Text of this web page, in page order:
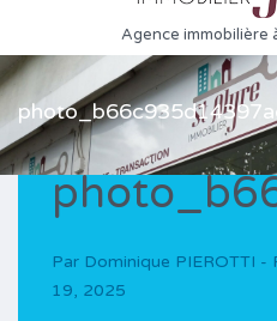
Agence immobilière
Par Dominique PIEROTTI -
19, 2025